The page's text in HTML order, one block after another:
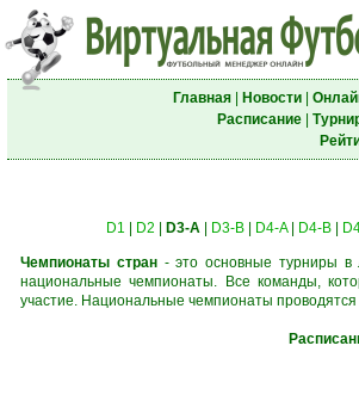
Главная| Новости|
Расписание|
D1 D2 D3-A| D3-B| D4-A| D4-B|
Чемпионаты стран- это основные турниры в
национальные чемпионаты. Все команды,
участие. Национальные чемпионаты проводятся